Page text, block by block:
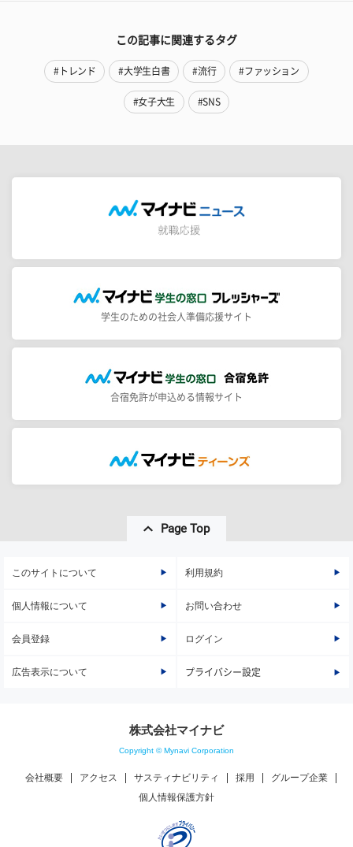
この記事に関連するタグ
#トレンド #大学生白書 #流行 #ファッション
#女子大生 #SNS
学生のための社会人準備応援サイト
合宿免許が申込める情報サイト
Page Top
このサイトについて 利用規約
個人情報について お問い合わせ
会員登録 ログイン
広告表示について プライバシー設定
株式会社マイナビ
Copyright © Mynavi Corporation
会社概要 アクセス サスティナビリティ 採用
グループ企業
個人情報保護方針